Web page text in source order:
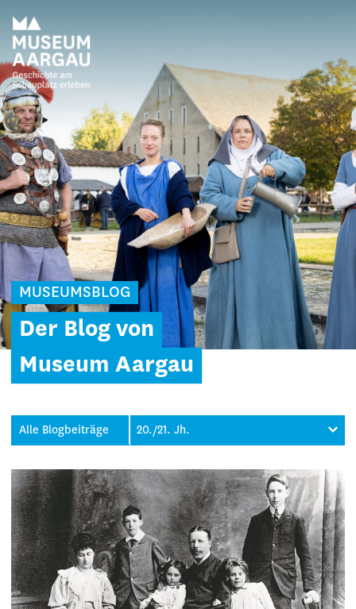
MUSEUMSBLOG
Der Blog von
Museum Aargau
Alle Blogbeiträge 20./21. Jh.